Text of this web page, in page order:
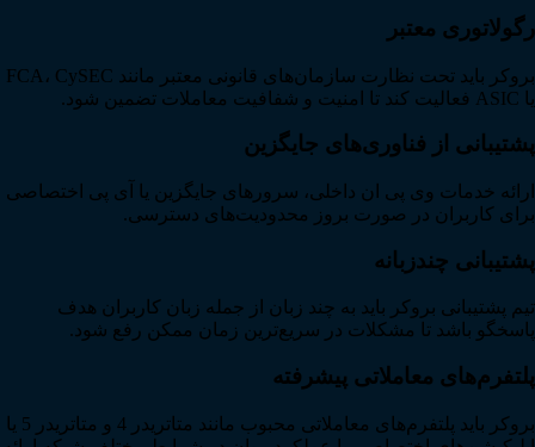
رگولاتوری معتبر
بروکر باید تحت نظارت سازمان‌های قانونی معتبر مانند FCA، CySEC
یا ASIC فعالیت کند تا امنیت و شفافیت معاملات تضمین شود.
پشتیبانی از فناوری‌های جایگزین
ارائه خدمات وی پی ان داخلی، سرورهای جایگزین یا آی پی اختصاصی
برای کاربران در صورت بروز محدودیت‌های دسترسی.
پشتیبانی چندزبانه
تیم پشتیبانی بروکر باید به چند زبان از جمله زبان کاربران هدف
پاسخگو باشد تا مشکلات در سریع‌ترین زمان ممکن رفع شود.
پلتفرم‌های معاملاتی پیشرفته
بروکر باید پلتفرم‌های معاملاتی محبوب مانند متاتریدر 4 و متاتریدر 5 یا